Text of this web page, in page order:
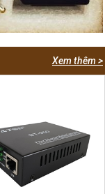
Xem thêm >